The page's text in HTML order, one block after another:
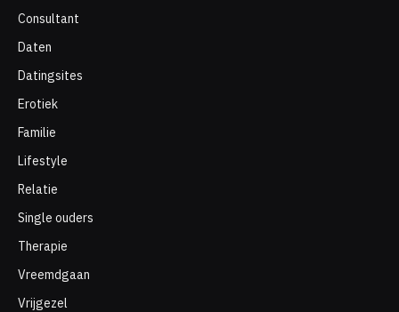
Consultant
Daten
Datingsites
Erotiek
Familie
Lifestyle
Relatie
Single ouders
Therapie
Vreemdgaan
Vrijgezel